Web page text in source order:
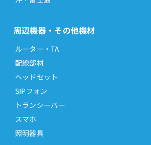
周辺機器・その他機材
ルーター・TA
配線部材
ヘッドセット
SIPフォン
トランシーバー
スマホ
照明器具